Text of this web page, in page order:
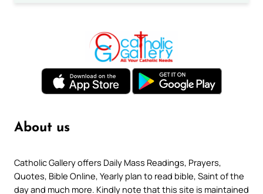
About us
Catholic Gallery offers Daily Mass Readings, Prayers,
Quotes, Bible Online, Yearly plan to read bible, Saint of the
day and much more. Kindly note that this site is maintained